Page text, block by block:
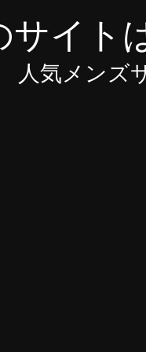
サイト
人気メンズ